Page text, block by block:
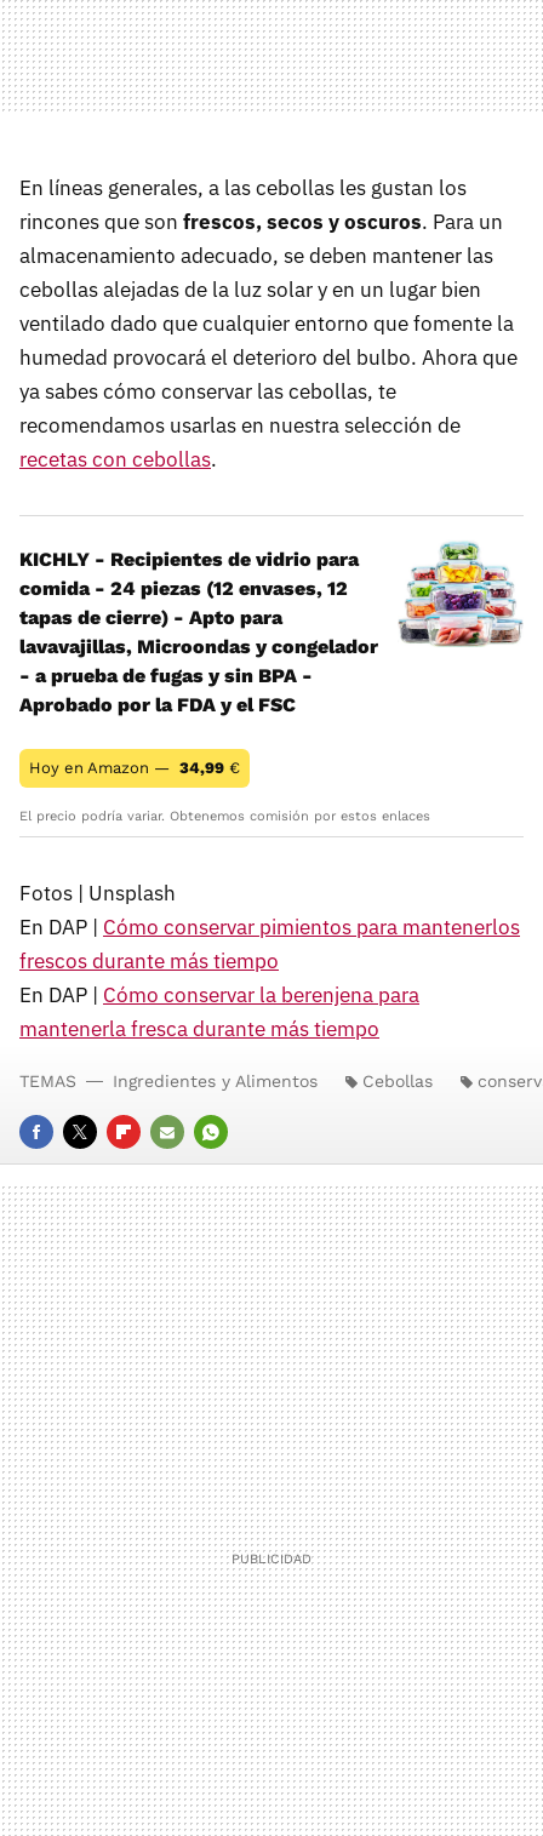
En líneas generales, a las cebollas les gustan los
rincones que son frescos, secos y oscuros. Para un
almacenamiento adecuado, se deben mantener las
cebollas alejadas de la luz solar y en un lugar bien
ventilado dado que cualquier entorno que fomente la
humedad provocará el deterioro del bulbo. Ahora que
ya sabes cómo conservar las cebollas, te
recomendamos usarlas en nuestra selección de
recetas con cebollas.
KICHLY - Recipientes de vidrio para
comida - 24 piezas (12 envases, 12
tapas de cierre) - Apto para
lavavajillas, Microondas y congelador
- a prueba de fugas y sin BPA -
Aprobado por la FDA y el FSC
Hoy en Amazon — 34,99 €
El precio podría variar. Obtenemos comisión por estos enlaces
Fotos | Unsplash
En DAP | Cómo conservar pimientos para mantenerlos
frescos durante más tiempo
En DAP | Cómo conservar la berenjena para
mantenerla fresca durante más tiempo
FACEBOOK
TWITTERFLIPBOARD
E-
MAIL
WHATSAPP
TEMAS Ingredientes y Alimentos Cebollas